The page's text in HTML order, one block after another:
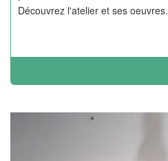
Découvrez l'atelier et ses oeuvres.